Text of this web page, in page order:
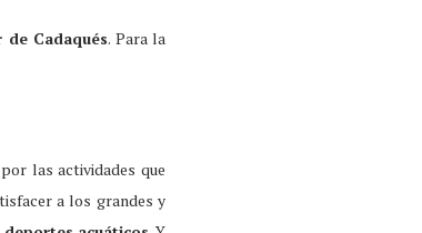
de Cadaqués. Para la
las actividades que
a los grandes y